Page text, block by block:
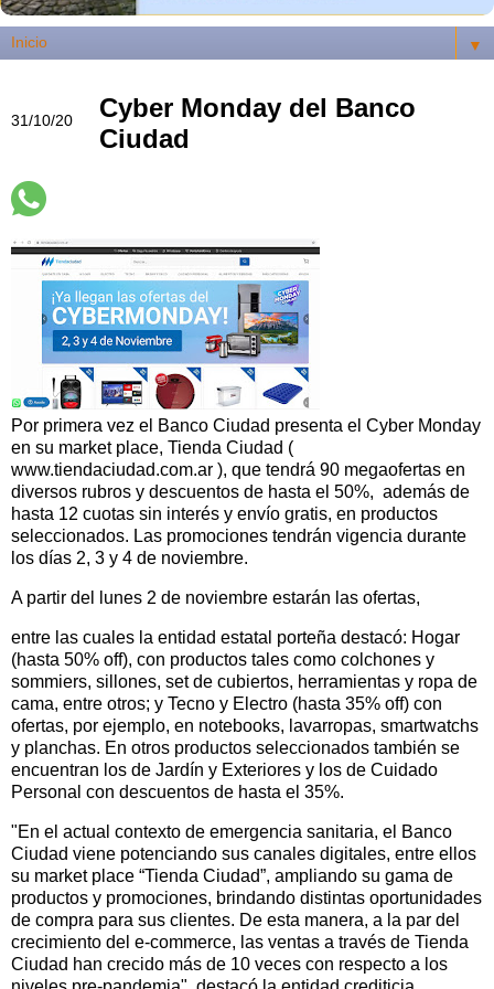
▼
31/10/20
Cyber Monday del Banco
Ciudad
Por primera vez el Banco Ciudad presenta el Cyber Monday
en su market place, Tienda Ciudad (
www.tiendaciudad.com.ar ), que tendrá 90 megaofertas en
diversos rubros y descuentos de hasta el 50%, además de
hasta 12 cuotas sin interés y envío gratis, en productos
seleccionados. Las promociones tendrán vigencia durante
los días 2, 3 y 4 de noviembre.
A partir del lunes 2 de noviembre estarán las ofertas,
entre las cuales la entidad estatal porteña destacó: Hogar
(hasta 50% off), con productos tales como colchones y
sommiers, sillones, set de cubiertos, herramientas y ropa de
cama, entre otros; y Tecno y Electro (hasta 35% off) con
ofertas, por ejemplo, en notebooks, lavarropas, smartwatchs
y planchas. En otros productos seleccionados también se
encuentran los de Jardín y Exteriores y los de Cuidado
Personal con descuentos de hasta el 35%.
"En el actual contexto de emergencia sanitaria, el Banco
Ciudad viene potenciando sus canales digitales, entre ellos
su market place “Tienda Ciudad”, ampliando su gama de
productos y promociones, brindando distintas oportunidades
de compra para sus clientes. De esta manera, a la par del
crecimiento del e-commerce, las ventas a través de Tienda
Ciudad han crecido más de 10 veces con respecto a los